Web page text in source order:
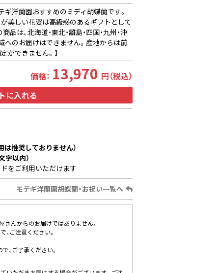
洋蘭園おすすめのミディ胡蝶蘭です。
美しい花姿は高級感のあるギフトとして
は、北海道・東北・離島・四国・九州・沖
へのお届けはできません。産地からは前
ができません。】
価格： 13,970 円（税込）
に入れる
推奨しておりません）
以内）
をご利用いただけます
モテギ洋蘭園胡蝶蘭・お祝い一覧へ
さんからのお届けではありません。
ご注意ください。
、ご了承ください。